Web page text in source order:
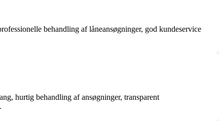
behandling af låneansøgninger, god kundeservice
hurtig behandling af ansøgninger, transparent